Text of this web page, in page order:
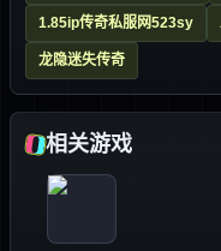
1.85ip传奇私服网523sy
龙隐迷失传奇
相关游戏